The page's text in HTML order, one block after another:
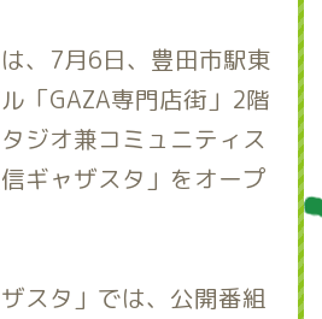
、7月6日、豊田市駅東
「GAZA専門店街」2階
ジオ兼コミュニティス
ギャザスタ」をオープ
スタ」では、公開番組